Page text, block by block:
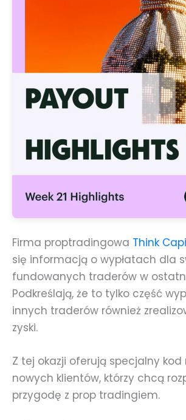
Firma proptradingowa Think
się informacją o wypłatach dla
fundowanych traderów w
Podkreślają, że to tylko część
innych traderów również
zyski.
Z tej okazji oferują specjalny
nowych klientów, którzy chcą
przygodę z prop tradingiem.